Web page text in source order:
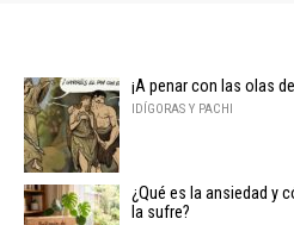
¡A penar con las olas
IDÍGORAS Y PACHI
¿Qué es la ansiedad y
la sufre?